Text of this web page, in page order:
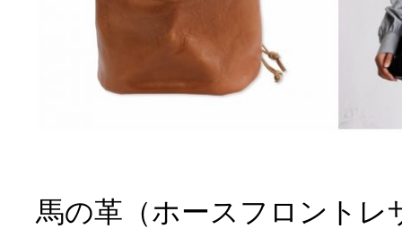
馬の革（ホースフロントレ